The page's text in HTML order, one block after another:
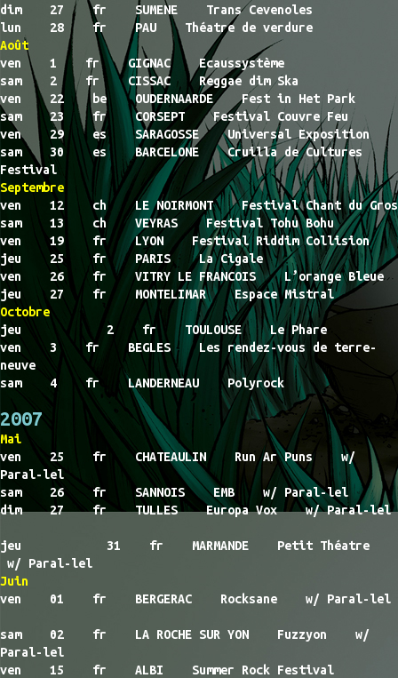
dim 27 fr SUMENE Trans Cevenoles
lun 28 fr PAU Théatre de verdure
Août
ven 1 fr GIGNAC Ecaussystème
sam 2 fr CISSAC Reggae dim Ska
ven 22 be OUDERNAARDE Fest in Het Park
sam 23 fr CORSEPT Festival Couvre Feu
ven 29 es SARAGOSSE Universal Exposition
sam 30 es BARCELONE Cruilla de Cultures
Festival
Septembre
ven 12 ch LE NOIRMONT Festival Chant du Gros
sam 13 ch VEYRAS Festival Tohu Bohu
ven 19 fr LYON Festival Riddim Collision
jeu 25 fr PARIS La Cigale
ven 26 fr VITRY LE FRANCOIS L’orange Bleue
jeu 27 fr MONTELIMAR Espace Mistral
Octobre
jeu 2 fr TOULOUSE Le Phare
ven 3 fr BEGLES Les rendez-vous de terre-
neuve
sam 4 fr LANDERNEAU Polyrock
2007
Mai
ven 25 fr CHATEAULIN Run Ar Puns w/
Paral-lel
sam 26 fr SANNOIS EMB w/ Paral-lel
dim 27 fr TULLES Europa Vox w/ Paral-lel
jeu 31 fr MARMANDE Petit Théatre
w/ Paral-lel
Juin
ven 01 fr BERGERAC Rocksane w/ Paral-lel
sam 02 fr LA ROCHE SUR YON Fuzzyon w/
Paral-lel
ven 15 fr ALBI Summer Rock Festival